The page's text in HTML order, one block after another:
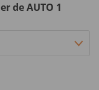
de AUTO 1